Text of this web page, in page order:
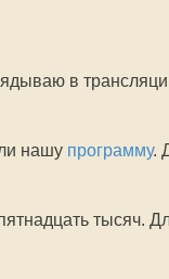
в
нашу программу.
тысяч.